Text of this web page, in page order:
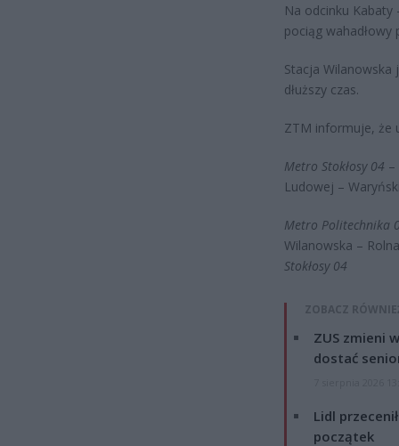
Na odcinku Kabaty
pociąg wahadłowy
Stacja Wilanowska
dłuższy czas.
ZTM informuje, że
Metro Stokłosy 04 –
Ludowej –
Metro Politechnika
Wilanowska –
Stokłosy 04
ZOBACZ
ZUS zmieni
dostać
Lidl
początek